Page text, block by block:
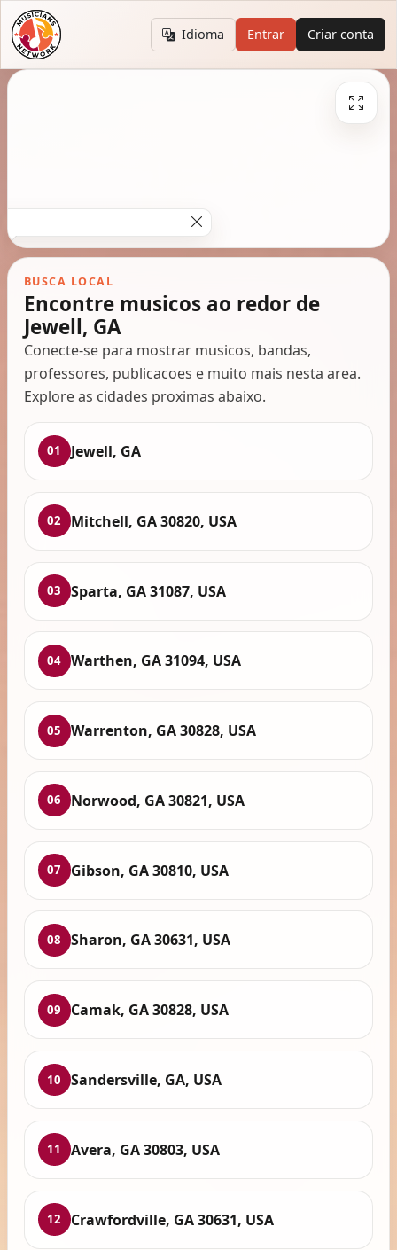
Idioma Entrar Criar conta
BUSCA LOCAL
Encontre musicos ao redor de
Jewell, GA
Conecte-se para mostrar musicos, bandas,
professores, publicacoes e muito mais nesta area.
Explore as cidades proximas abaixo.
01 Jewell, GA
02 Mitchell, GA 30820, USA
03 Sparta, GA 31087, USA
04 Warthen, GA 31094, USA
05 Warrenton, GA 30828, USA
06 Norwood, GA 30821, USA
07 Gibson, GA 30810, USA
08 Sharon, GA 30631, USA
09 Camak, GA 30828, USA
10 Sandersville, GA, USA
11 Avera, GA 30803, USA
12 Crawfordville, GA 30631, USA